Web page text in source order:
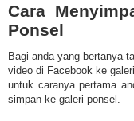
Cara
Ponsel
Bagi anda yang bertanya-
video di Facebook ke
untuk caranya pertama
simpan ke galeri ponsel.